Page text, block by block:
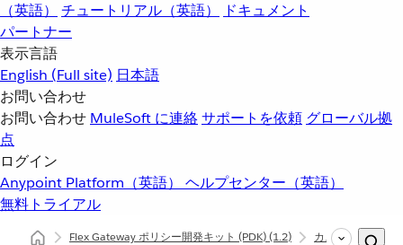
（英語）
チュートリアル（英語）
ドキュメント
パートナー
表示言語
English (Full site) 日本語
お問い合わせ
お問い合わせ MuleSoft に連絡サポートを依頼 グローバル拠
点
ログイン
Anypoint Platform（英語） ヘルプセンター（英語）
無料トライアル
Flex Gateway ポリシー開発キット (PDK)(1.2) カスタムポリシ